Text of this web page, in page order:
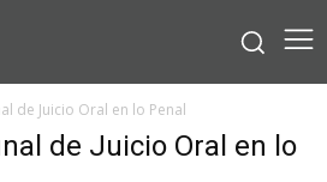
de Juicio Oral en lo Penal
de Juicio Oral en lo